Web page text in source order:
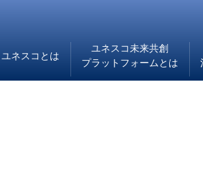
ユネスコとは
ユネスコ未来共創
プラットフォームとは